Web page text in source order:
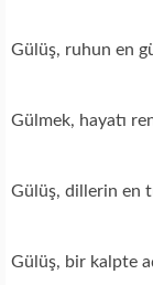
Gülüş, ruhun en
Gülmek, hayatı
Gülüş, dillerin en
Gülüş, bir kalpte